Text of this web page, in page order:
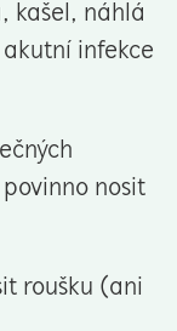
kašel, náhlá
infekce
nosit
roušku (ani